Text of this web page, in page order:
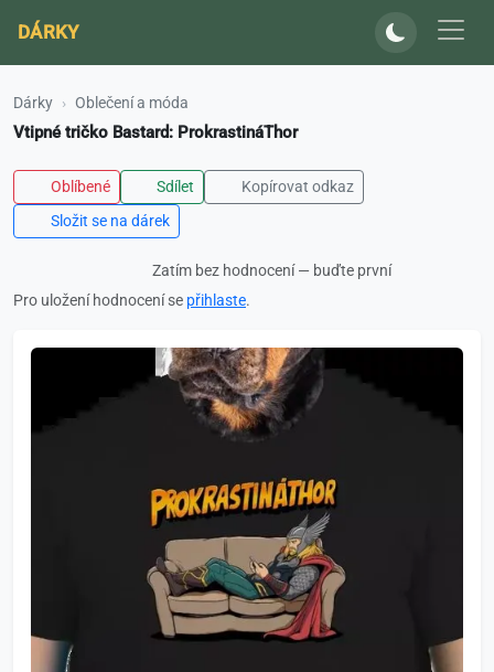
DÁRKY
Dárky Oblečení a móda
Vtipné tričko Bastard: ProkrastináThor
Oblíbené Sdílet
Kopírovat odkaz
Složit se na dárek
Zatím bez hodnocení — buďte první
Pro uložení hodnocení se přihlaste.